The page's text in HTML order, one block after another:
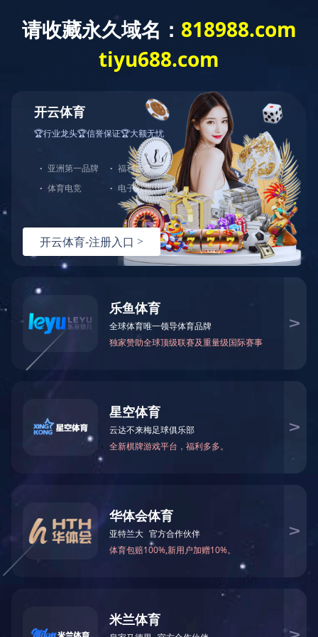
星空网页版 产品中
首页>工程案例 > 酱
工程案例
Engineering case
火锅底料工程案例
中式酱卤工程案例
智慧餐厨